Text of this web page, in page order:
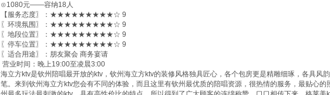
⊙1080元——容纳18人
【服务态度〗：★★★★★★★★★☆ 9
〖环境氛围〗：★★★★★★★★★☆ 9
〖地段位置〗：★★★★★★★★★☆ 9
〖停车位置〗：★★★★★★★★★☆ 9
〖适合用途〗：朋友聚会 商务宴请
营业时间：晚上19:00至凌晨3:00
海立方ktv是钦州陪唱最开放的ktv，钦州海立方ktv的装修风格独具匠心，各个包房更是精雕细琢，各具风
笔。来到钦州海立方ktv您会有不同的体验，而且这里有钦州最优质的陪唱资源，很热情的服务，最贴心的